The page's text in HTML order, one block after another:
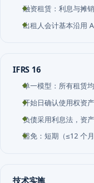
融资租赁：利息与摊
出租人会计基本沿用
IFRS 16
单一模型：所有租赁
开始日确认使用权资
负债采用利息法，资
豁免：短期（≤12 个
技术实施